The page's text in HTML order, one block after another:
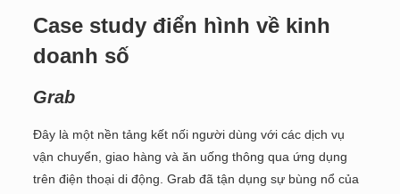
Case study điển hình về kinh
doanh số
Grab
Đây là một nền tảng kết nối người dùng với các dịch vụ
vận chuyển, giao hàng và ăn uống thông qua ứng dụng
trên điện thoại di động. Grab đã tận dụng sự bùng nổ của